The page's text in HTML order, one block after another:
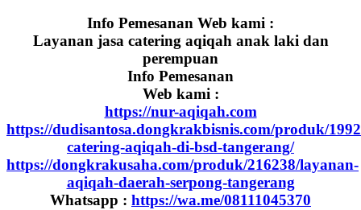
Info Pemesanan Web kami :
Layanan jasa catering aqiqah anak laki dan
perempuan
Info Pemesanan
Web kami :
https://nur-aqiqah.com
https://dudisantosa.dongkrakbisnis.com/produk/
catering-aqiqah-di-bsd-tangerang/
https://dongkrakusaha.com/produk/216238/layanan-
aqiqah-daerah-serpong-tangerang
Whatsapp : https://wa.me/08111045370